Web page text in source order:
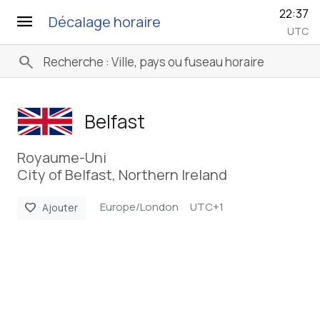
menu Décalage horaire 22:37
UTC
search
Belfast
Royaume-Uni
City of Belfast, Northern Ireland
favorite Ajouter Europe/London UTC+1